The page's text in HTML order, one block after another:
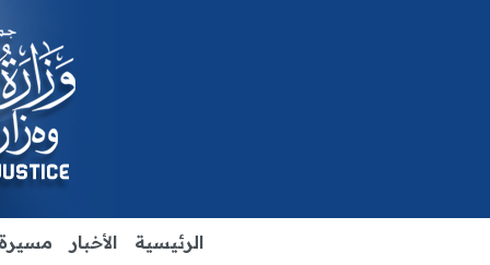
الرئيسية الأخبار مسيرة